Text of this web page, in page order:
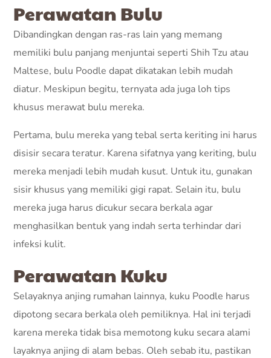
Perawatan Bulu
Dibandingkan dengan ras-ras lain yang memang
memiliki bulu panjang menjuntai seperti Shih Tzu atau
Maltese, bulu Poodle dapat dikatakan lebih mudah
diatur. Meskipun begitu, ternyata ada juga loh tips
khusus merawat bulu mereka.
Pertama, bulu mereka yang tebal serta keriting ini harus
disisir secara teratur. Karena sifatnya yang keriting, bulu
mereka menjadi lebih mudah kusut. Untuk itu, gunakan
sisir khusus yang memiliki gigi rapat. Selain itu, bulu
mereka juga harus dicukur secara berkala agar
menghasilkan bentuk yang indah serta terhindar dari
infeksi kulit.
Perawatan Kuku
Selayaknya anjing rumahan lainnya, kuku Poodle harus
dipotong secara berkala oleh pemiliknya. Hal ini terjadi
karena mereka tidak bisa memotong kuku secara alami
layaknya anjing di alam bebas. Oleh sebab itu, pastikan